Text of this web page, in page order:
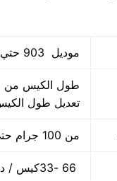
موديل 903 حتي واحد كيلو ماركة المهندس منســي
تعديل طول
من 100 جرام حتي 1000 جرام واحد كيلو